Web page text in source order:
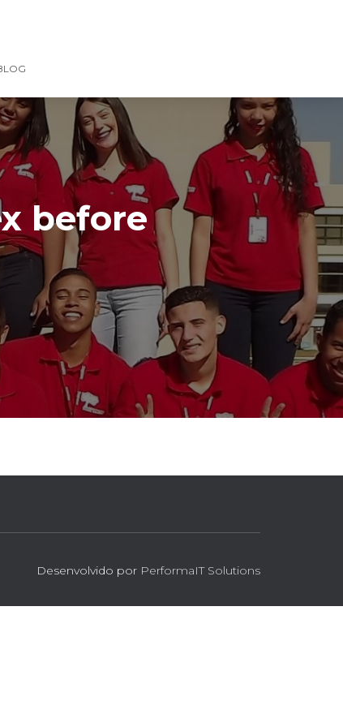
before
Desenvolvido por PerformaIT Solutions